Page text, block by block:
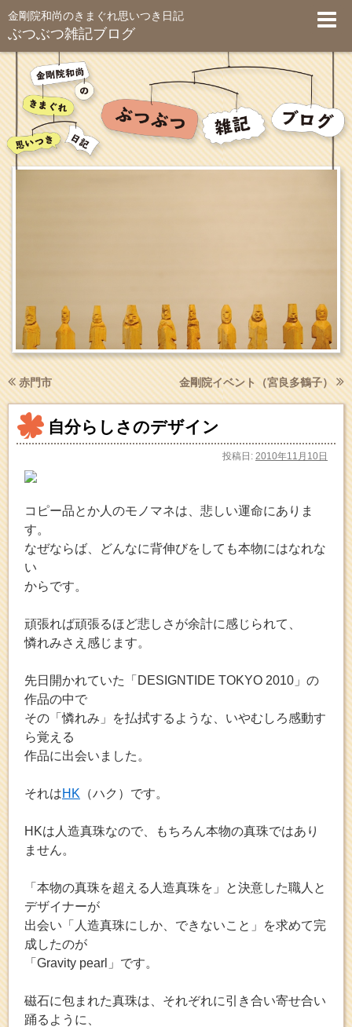
金剛院和尚のきまぐれ思いつき日記
ぶつぶつ雑記ブログ
赤門市 金剛院イベント（宮良多鶴子）
自分らしさのデザイン
投稿日: 2010年11月10日
コピー品とか人のモノマネは、悲しい運命にありま
す。
なぜならば、どんなに背伸びをしても本物にはなれな
い
からです。
頑張れば頑張るほど悲しさが余計に感じられて、
憐れみさえ感じます。
先日開かれていた「DESIGNTIDE TOKYO 2010」の
作品の中で
その「憐れみ」を払拭するような、いやむしろ感動す
ら覚える
作品に出会いました。
それはHK （ハク）です。
HKは人造真珠なので、もちろん本物の真珠ではあり
ません。
「本物の真珠を超える人造真珠を」と決意した職人と
デザイナーが
出会い「人造真珠にしか、できないこと」を求めて完
成したのが
「Gravity pearl」です。
磁石に包まれた真珠は、それぞれに引き合い寄せ合い
踊るように、